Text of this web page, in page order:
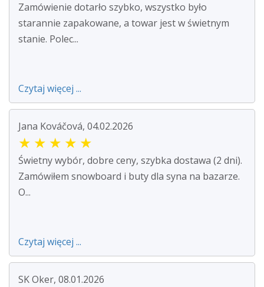
Zamówienie dotarło szybko, wszystko było
starannie zapakowane, a towar jest w świetnym
stanie. Polec...
Czytaj więcej ...
Jana Kováčová, 04.02.2026
★ ★ ★ ★ ★
Świetny wybór, dobre ceny, szybka dostawa (2 dni).
Zamówiłem snowboard i buty dla syna na bazarze.
O...
Czytaj więcej ...
SK Oker, 08.01.2026